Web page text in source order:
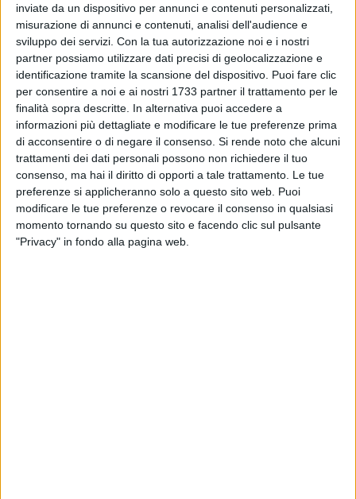
inviate da un dispositivo per annunci e contenuti personalizzati,
misurazione di annunci e contenuti, analisi dell'audience e
sviluppo dei servizi. Con la tua autorizzazione noi e i nostri
partner possiamo utilizzare dati precisi di geolocalizzazione e
identificazione tramite la scansione del dispositivo. Puoi fare clic
per consentire a noi e ai nostri 1733 partner il trattamento per le
finalità sopra descritte. In alternativa puoi accedere a
informazioni più dettagliate e modificare le tue preferenze prima
di acconsentire o di negare il consenso. Si rende noto che alcuni
trattamenti dei dati personali possono non richiedere il tuo
consenso, ma hai il diritto di opporti a tale trattamento. Le tue
preferenze si applicheranno solo a questo sito web. Puoi
modificare le tue preferenze o revocare il consenso in qualsiasi
momento tornando su questo sito e facendo clic sul pulsante
"Privacy" in fondo alla pagina web.
6
A cura di
FIORELLA BARILE
Ancora disagi sulla linea ferroviaria della Ferrotramviaria.
Dopo i ritardi causati dall'abbattimento di un passaggio a
livello tra Bitonto e Terlizzi che aveva provocato
l'interruzione del traffico ferroviario, ora anche un malore a
bordo del treno per Bari che ha ulteriormente appesantito il
viaggio della speranza dei pendolari di un venerdì 13 da
dimenticare. Secondo una prima ricostruzione della vicenda,